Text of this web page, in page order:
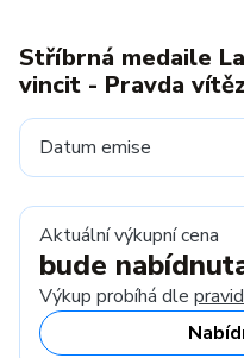
Stříbrná medaile
vincit - Pravda
Datum emise
Aktuální výkupní cena
bude
Výkup probíhá dle